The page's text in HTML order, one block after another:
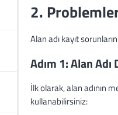
2.
Alan adı kayıt
Adım 1: Alan
İlk olarak, alan adının
kullanabilirsiniz: